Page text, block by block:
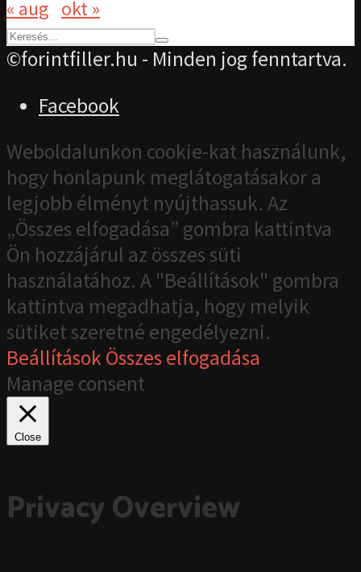
« aug okt »
©forintfiller.hu - Minden jog fenntartva.
Facebook
Weboldalunkon cookie-kat használunk,
hogy honlapunk meglátogatásakor a
legjobb élményt nyújthassuk. Az
„Összes elfogadása” gombra kattintva
Ön hozzájárul az összes süti
használatához. A "Beállítások" gombra
kattintva megadhatja, hogy melyik
sütiket szeretné engedélyezni.
BeállításokÖsszes elfogadása
Manage consent
Close
Privacy Overview